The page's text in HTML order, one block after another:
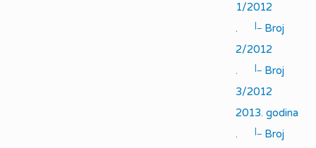
1/2012
.
|_ Broj
2/2012
.
|_ Broj
3/2012
2013. godina
.
|_ Broj